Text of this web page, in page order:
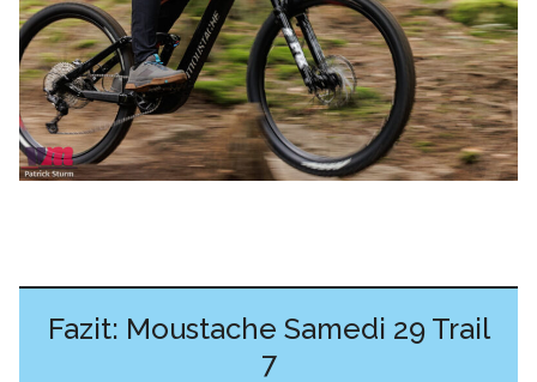
Fazit: Moustache Samedi 29 Trail
7